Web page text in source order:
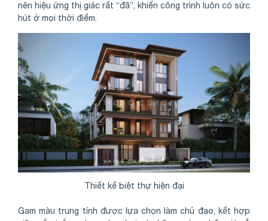
nên hiệu ứng thị giác rất “đã”, khiến công trình luôn có sức
hút ở mọi thời điểm.
Thiết kế biệt thự hiện đại
Gam màu trung tính được lựa chọn làm chủ đạo, kết hợp